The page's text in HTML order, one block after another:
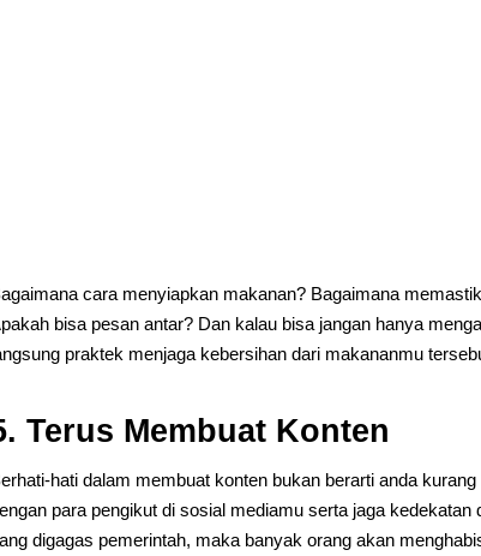
cara menyiapkan makanan? Bagaimana
bisa pesan antar? Dan kalau bisa jangan hanya
praktek menjaga kebersihan dari makananmu
Terus Membuat Konten
hati dalam membuat konten bukan berarti anda
para pengikut di sosial mediamu serta jaga
digagas pemerintah, maka banyak orang akan